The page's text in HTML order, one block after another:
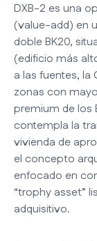
DXB-2 es una
(value-add) en
doble BK20,
(edificio más
a las fuentes, la
zonas con
premium de los
contempla la
vivienda de
el concepto
enfocado en
“trophy asset”
adquisitivo.